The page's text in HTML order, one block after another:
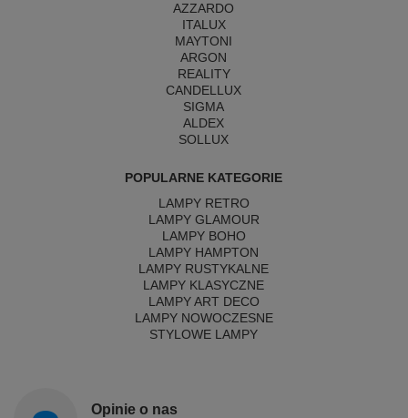
AZZARDO
ITALUX
MAYTONI
ARGON
REALITY
CANDELLUX
SIGMA
ALDEX
SOLLUX
POPULARNE KATEGORIE
LAMPY RETRO
LAMPY GLAMOUR
LAMPY BOHO
LAMPY HAMPTON
LAMPY RUSTYKALNE
LAMPY KLASYCZNE
LAMPY ART DECO
LAMPY NOWOCZESNE
STYLOWE LAMPY
Opinie o nas